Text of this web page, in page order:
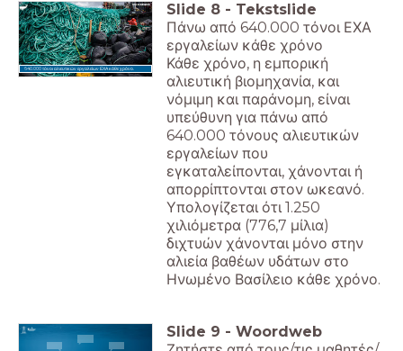
640.000 τόνοι αλιευτικών εργαλείων ΕΧΑ κάθε χρόνο.
Slide 8 - Tekstslide
Πάνω από 640.000 τόνοι ΕΧΑ
εργαλείων κάθε χρόνο
Κάθε χρόνο, η εμπορική
αλιευτική βιομηχανία, και
νόμιμη και παράνομη, είναι
υπεύθυνη για πάνω από
640.000 τόνους αλιευτικών
εργαλείων που
εγκαταλείπονται, χάνονται ή
απορρίπτονται στον ωκεανό.
Υπολογίζεται ότι 1.250
χιλιόμετρα (776,7 μίλια)
διχτυών χάνονται μόνο στην
αλιεία βαθέων υδάτων στο
Ηνωμένο Βασίλειο κάθε χρόνο.
Slide 9 - Woordweb